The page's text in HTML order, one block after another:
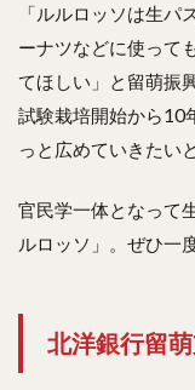
「ルルロッソは生
ーナツなどに使って
てほしい」と留萌振
試験栽培開始から10
っと広めていきたい
官民学一体となって
ルロッソ」。ぜひ一
北洋銀行留